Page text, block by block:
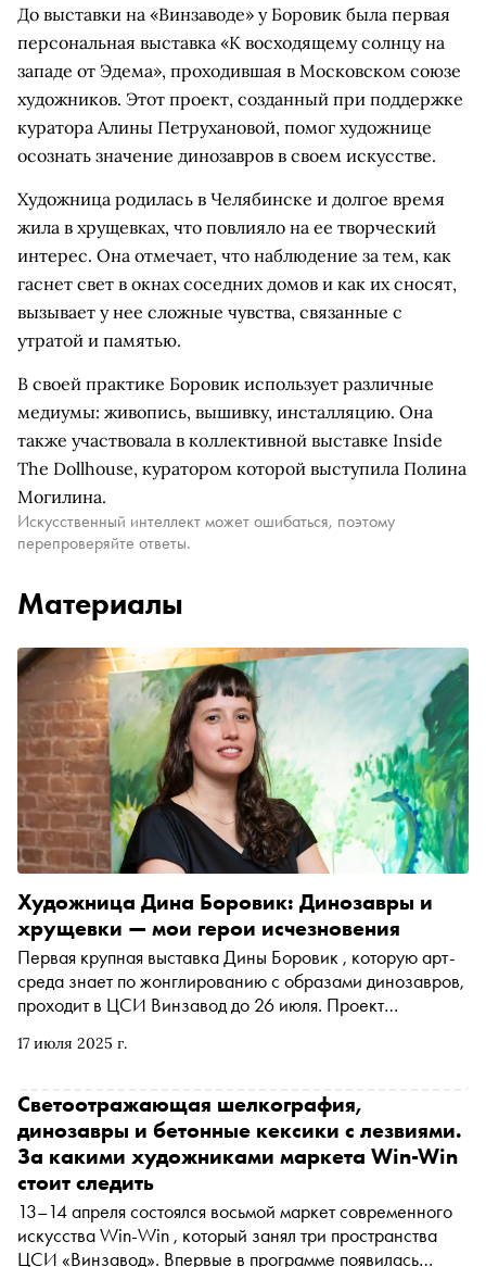
До выставки на «Винзаводе» у Боровик была первая
персональная выставка «К восходящему солнцу на
западе от Эдема», проходившая в Московском союзе
художников. Этот проект, созданный при поддержке
куратора Алины Петрухановой, помог художнице
осознать значение динозавров в своем искусстве.
Художница родилась в Челябинске и долгое время
жила в хрущевках, что повлияло на ее творческий
интерес. Она отмечает, что наблюдение за тем, как
гаснет свет в окнах соседних домов и как их сносят,
вызывает у нее сложные чувства, связанные с
утратой и памятью.
В своей практике Боровик использует различные
медиумы: живопись, вышивку, инсталляцию. Она
также участвовала в коллективной выставке Inside
The Dollhouse, куратором которой выступила Полина
Могилина.
Искусственный интеллект может ошибаться, поэтому
перепроверяйте ответы.
Материалы
17 июля 2025 г.
Художница Дина Боровик: Динозавры и
хрущевки — мои герои исчезновения
Первая крупная выставка Дины Боровик , которую арт-
среда знает по жонглированию с образами динозавров,
проходит в ЦСИ Винзавод до 26 июля. Проект
коллективной памяти, которая исчезает прямо на наших
дома, переселяясь за город или в новостройки, а сами
«хрущевки» методично сносят по программе реновации.
«Сноб» пообщался с Диной о том, что общего между
динозаврами и «хрущевками», в какой именно рай они
попадут, откуда на Винзаводе взялись грибные воры и
насколько сложно самостоятельно сделать лебедей из
автомобильных шин
Светоотражающая шелкография,
динозавры и бетонные кексики с лезвиями.
За какими художниками маркета Win-Win
стоит следить
13–14 апреля состоялся восьмой маркет современного
искусства Win-Win , который занял три пространства
ЦСИ «Винзавод». Впервые в программе появилась